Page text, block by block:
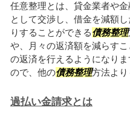
任意整理とは、貸金業者や
として交渉し、借金を減額
りすることができる債務整理
や、月々の返済額を減らす
の返済を行えるようになり
ので、他の債務整理方法よ
過払い金請求とは